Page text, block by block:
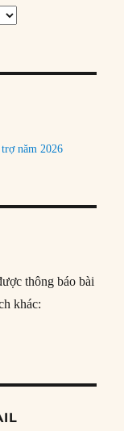
năm 2026
thông báo bài
khác: